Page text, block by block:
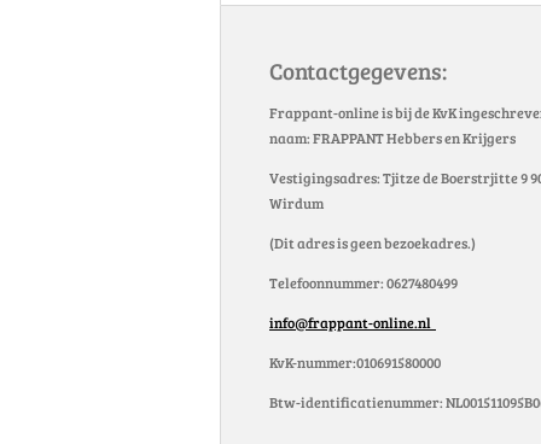
Contactgegevens:
Frappant-online is bij de KvK
naam: FRAPPANT Hebbers en Krijgers
Vestigingsadres: Tjitze de Boerstrjitte 9
Wirdum
(Dit adres is geen bezoekadres.)
Telefoonnummer: 0627480499
info@frappant-online.nl
KvK-nummer:010691580000
Btw-identificatienummer: